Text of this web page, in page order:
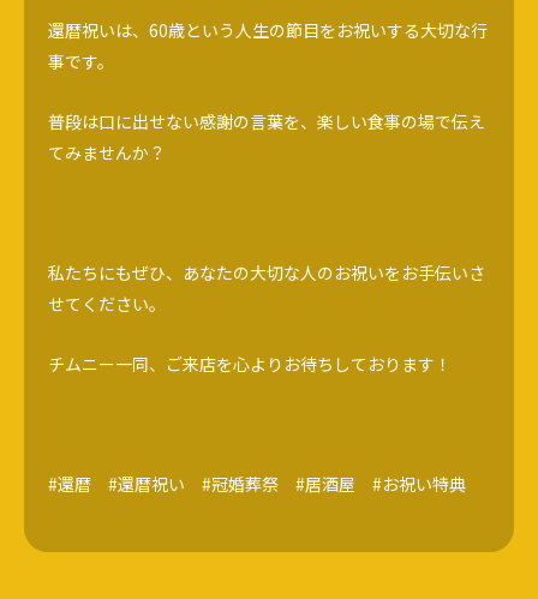
還暦祝いは、60歳という人生の節目をお祝いする大切な行
事です。
普段は口に出せない感謝の言葉を、楽しい食事の場で伝え
てみませんか？
私たちにもぜひ、あなたの大切な人のお祝いをお手伝いさ
せてください。
チムニー一同、ご来店を心よりお待ちしております！
#還暦 #還暦祝い #冠婚葬祭 #居酒屋 #お祝い特典